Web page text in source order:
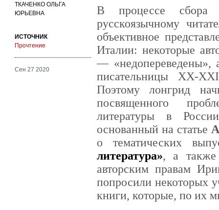
ТКАЧЕНКО ОЛЬГА
ЮРЬЕВНА
ИСТОЧНИК
Прочтение
Сен 27 2020
В процессе сбора
русскоязычному
объективное
Италии: некоторые
— «недопереведены»,
писательницы XX-
Поэтому лонгрид
посвященного
литературы в
основанный на статье
о тематических
литература», а также
авторским правам
попросили некоторых
книги, которые, по их